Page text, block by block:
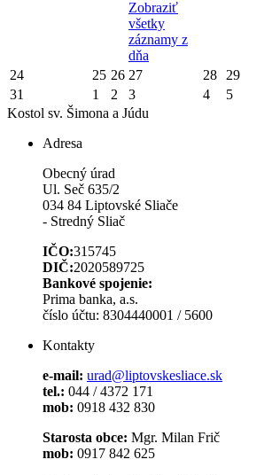
Zobraziť
všetky
záznamy z
dňa
24 25 26 27 28 29
31
1 2 3 4 5
Kostol sv. Šimona a Júdu
Adresa
Obecný úrad
Ul. Seč 635/2
034 84 Liptovské Sliače
- Stredný Sliač
IČO:315745
DIČ:2020589725
Bankové spojenie:
Prima banka, a.s.
číslo účtu: 8304440001 / 5600
Kontakty
e-mail: urad@liptovskesliace.sk
tel.: 044 / 4372 171
mob: 0918 432 830
Starosta obce: Mgr. Milan Frič
mob: 0917 842 625